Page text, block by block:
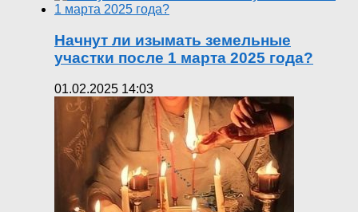
Начнут ли изымать земельные
участки после 1 марта 2025 года?
01.02.2025 14:03